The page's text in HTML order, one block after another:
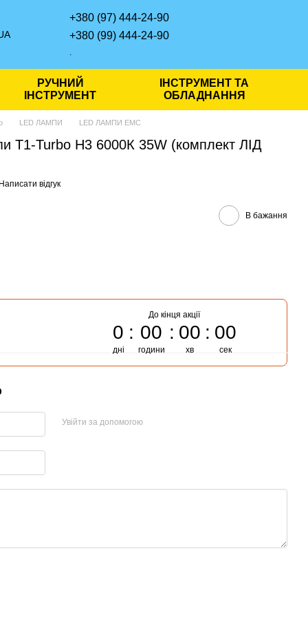
+380 (97) 444-24-90
+380 (99) 444-24-90
РУЧНИЙ
ІНСТРУМЕНТ
ІНСТРУМЕНТ ТА
ОБЛАДНАННЯ
LED ЛАМПИ LED ЛАМПИ EMC
T1-Turbo Н3 6000К 35W (комплект ЛІД
відгук
В бажання
До кінця акції
0
дні
00
години
00
хв
00
сек
Увійти за допомогою